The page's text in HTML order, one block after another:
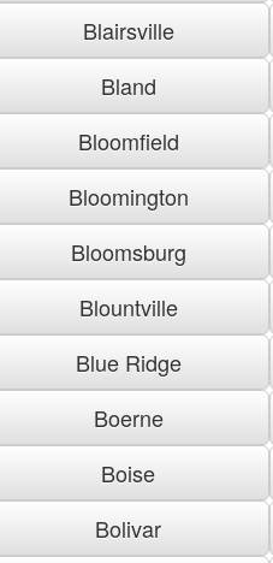
Blairsville
Bland
Bloomfield
Bloomington
Bloomsburg
Blountville
Blue Ridge
Boerne
Boise
Bolivar